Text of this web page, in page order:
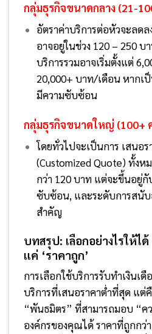
กลุ่มธุรกิจขนาดกลาง (21-
อัตราค่าบริการต่อหัวจะลด
อาจอยู่ในช่วง 120 – 250
บริการรวมอาจเริ่มตั้งแต่
20,000+ บาท/เดือน หากเ
มีความซับซ้อน
กลุ่มธุรกิจขนาดใหญ่ (100+
โดยทั่วไปจะเป็นการ เสนอ
(Customized Quote) ทั้งห
กว่า 120 บาท แต่จะขึ้นอยู่กั
ซับซ้อน, และระดับการสนั
สำคัญ
บทสรุป: เลือกอย่างไรให้ไ
แค่ ‘ราคาถูก’
การเลือกใช้บริการรับทำเงินเ
บริการที่เสนอราคาต่ำที่สุด แต่
“พันธมิตร” ที่สามารถมอบ “ค
องค์กรของคุณได้ ราคาที่ถูกกว่